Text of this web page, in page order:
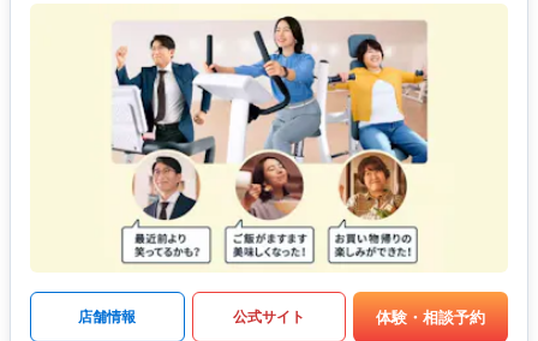
店舗情報 公式サイト 体験・相談予約